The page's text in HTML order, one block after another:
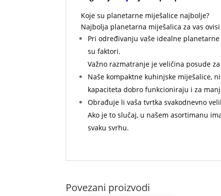
Koje su planetarne miješalice najbolje?
Najbolja planetarna miješalica za vas
Pri određivanju vaše idealne
su faktori.
Važno razmatranje je veličina posude
Naše kompaktne kuhinjske miješalice,
kapaciteta dobro funkcioniraju i za
Obrađuje li vaša tvrtka svakodnevno
Ako je to slučaj, u našem asortimanu
svaku svrhu.
Povezani proizvodi